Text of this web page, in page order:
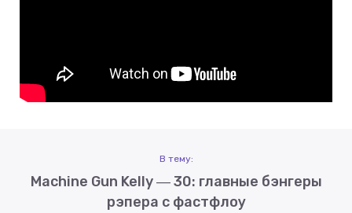
В тему:
Machine Gun Kelly ― 30: главные бэнгеры
рэпера с фастфлоу